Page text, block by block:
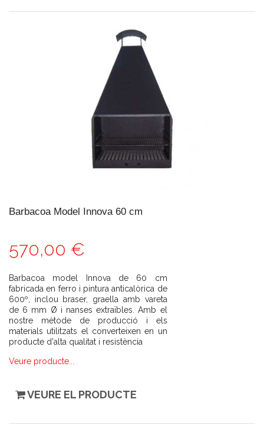
Barbacoa Model Innova 60 cm
570,00 €
Barbacoa model Innova de 60 cm
fabricada en ferro i pintura anticalòrica de
600º, inclou braser, graella amb vareta
de 6 mm Ø i nanses extraïbles. Amb el
nostre mètode de producció i els
materials utilitzats el converteixen en un
producte d'alta qualitat i resistència
Veure producte...
VEURE EL PRODUCTE